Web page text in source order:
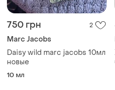
750 грн 2
Marc Jacobs
Daisy wild marc jacobs 10мл
новые
10 мл